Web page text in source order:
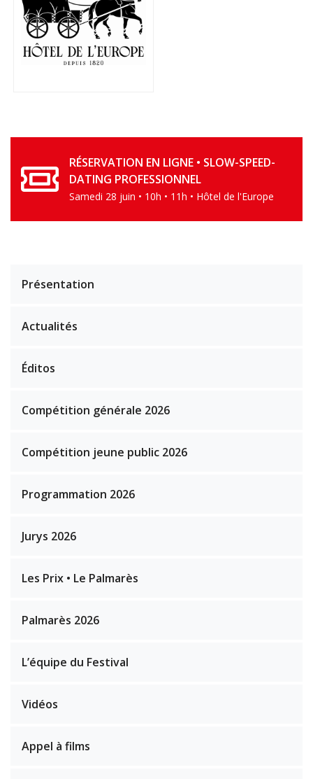
RÉSERVATION EN LIGNE • SLOW-SPEED-
DATING PROFESSIONNEL
Samedi 28 juin • 10h • 11h • Hôtel de l'Europe
Présentation
Actualités
Éditos
Compétition générale 2026
Compétition jeune public 2026
Programmation 2026
Jurys 2026
Les Prix • Le Palmarès
Palmarès 2026
L’équipe du Festival
Vidéos
Appel à films